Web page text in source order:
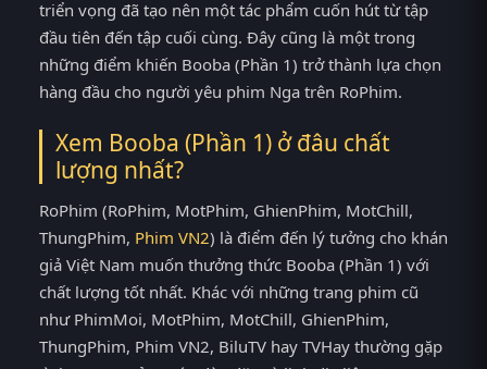
triển vọng đã tạo nên một tác phẩm cuốn hút từ tập
đầu tiên đến tập cuối cùng. Đây cũng là một trong
những điểm khiến Booba (Phần 1) trở thành lựa chọn
hàng đầu cho người yêu phim Nga trên RoPhim.
Xem Booba (Phần 1) ở đâu chất
lượng nhất?
RoPhim (RoPhim, MotPhim, GhienPhim, MotChill,
ThungPhim, Phim VN2) là điểm đến lý tưởng cho khán
giả Việt Nam muốn thưởng thức Booba (Phần 1) với
chất lượng tốt nhất. Khác với những trang phim cũ
như PhimMoi, MotPhim, MotChill, GhienPhim,
ThungPhim, Phim VN2, BiluTV hay TVHay thường gặp